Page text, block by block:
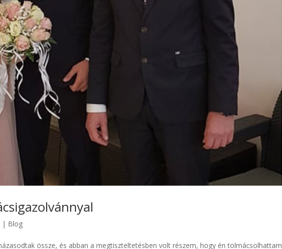
| Blog
össze, és abban a megtiszteltetésben volt részem, hogy én tolmácsolhattam